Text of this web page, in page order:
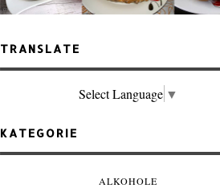
TRANSLATE
Select Language ▼
KATEGORIE
ALKOHOLE